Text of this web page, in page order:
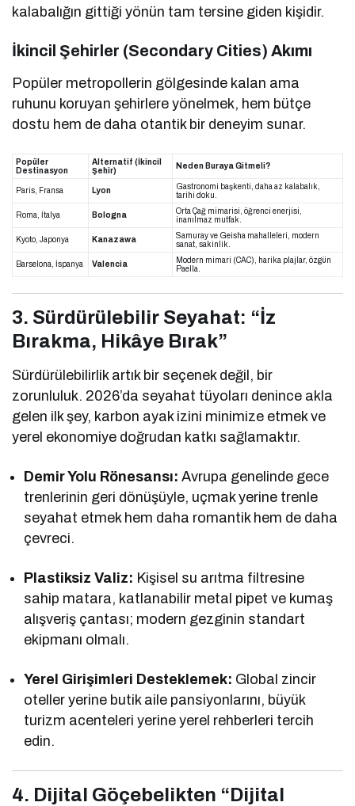
kalabalığın gittiği yönün tam tersine giden kişidir.
İkincil Şehirler (Secondary Cities) Akımı
Popüler metropollerin gölgesinde kalan ama
ruhunu koruyan şehirlere yönelmek, hem bütçe
dostu hem de daha otantik bir deneyim sunar.
Popüler
Destinasyon
Alternatif (İkincil
Şehir)
Neden Buraya Gitmeli?
Paris, Fransa Lyon
Gastronomi başkenti, daha az kalabalık,
tarihi doku.
Roma, İtalya Bologna
Orta Çağ mimarisi, öğrenci enerjisi,
inanılmaz mutfak.
Kyoto, Japonya Kanazawa
Samuray ve Geisha mahalleleri, modern
sanat, sakinlik.
Barselona, İspanya Valencia
Modern mimari (CAC), harika plajlar, özgün
Paella.
3. Sürdürülebilir Seyahat: “İz
Bırakma, Hikâye Bırak”
Sürdürülebilirlik artık bir seçenek değil, bir
zorunluluk. 2026’da seyahat tüyoları denince akla
gelen ilk şey, karbon ayak izini minimize etmek ve
yerel ekonomiye doğrudan katkı sağlamaktır.
Demir Yolu Rönesansı: Avrupa genelinde gece
trenlerinin geri dönüşüyle, uçmak yerine trenle
seyahat etmek hem daha romantik hem de daha
çevreci.
Plastiksiz Valiz: Kişisel su arıtma filtresine
sahip matara, katlanabilir metal pipet ve kumaş
alışveriş çantası; modern gezginin standart
ekipmanı olmalı.
Yerel Girişimleri Desteklemek: Global zincir
oteller yerine butik aile pansiyonlarını, büyük
turizm acenteleri yerine yerel rehberleri tercih
edin.
4. Dijital Göçebelikten “Dijital